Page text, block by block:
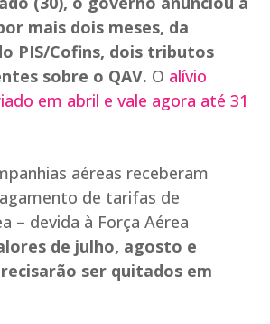
mais dois meses, da
PIS/Cofins, dois tributos
sobre o QAV. O alívio
em abril e vale agora até 31
aéreas receberam
de tarifas de
– devida à Força Aérea
de julho, agosto e
ser quitados em